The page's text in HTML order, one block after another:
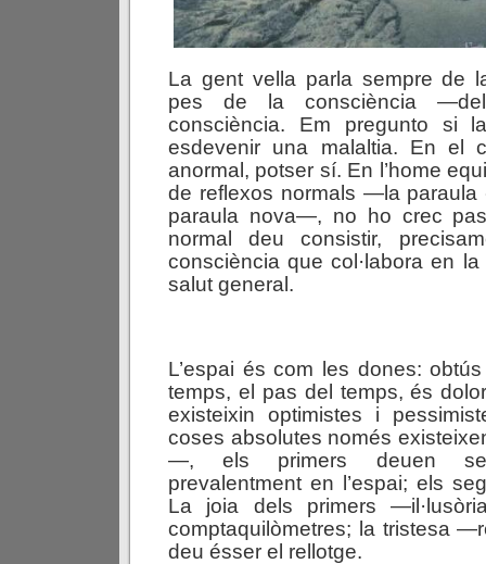
La gent vella parla sempre de
pes de la consciència
consciència. Em pregunto si
esdevenir una malaltia. En el
anormal, potser sí. En l’home
de reflexos normals —la paraula
paraula nova—, no ho crec
normal deu consistir,
consciència que col·labora en
salut general.
L’espai és com les dones:
temps, el pas del temps, és
existeixin optimistes i
coses absolutes només
—, els primers deuen
prevalentment en l’espai; els
La joia dels primers
comptaquilòmetres; la tristesa
deu ésser el rellotge.